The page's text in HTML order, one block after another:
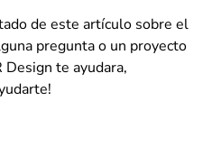
de este artículo sobre el
pregunta o un proyecto
te ayudara,